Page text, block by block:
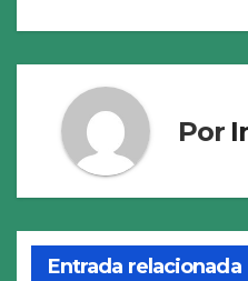
Por
Entrada relacionada